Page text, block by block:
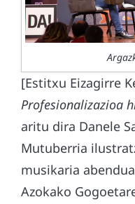
[Estitxu Eizagirre
Profesionalizazioa
aritu dira Danele
Mutuberria
musikaria
Azokako